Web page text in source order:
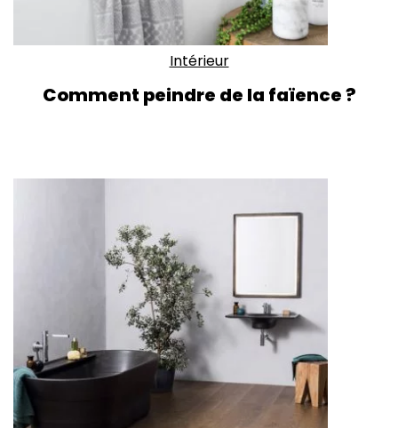
Intérieur
Comment peindre de la faïence ?